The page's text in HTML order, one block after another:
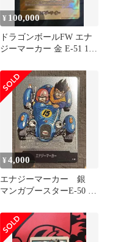
¥ 100,000
ドラゴンボールFW エナ
ジーマーカー 金 E-51 16
¥4,000
エナジーマーカー 銀
マンガブースターE-50 15